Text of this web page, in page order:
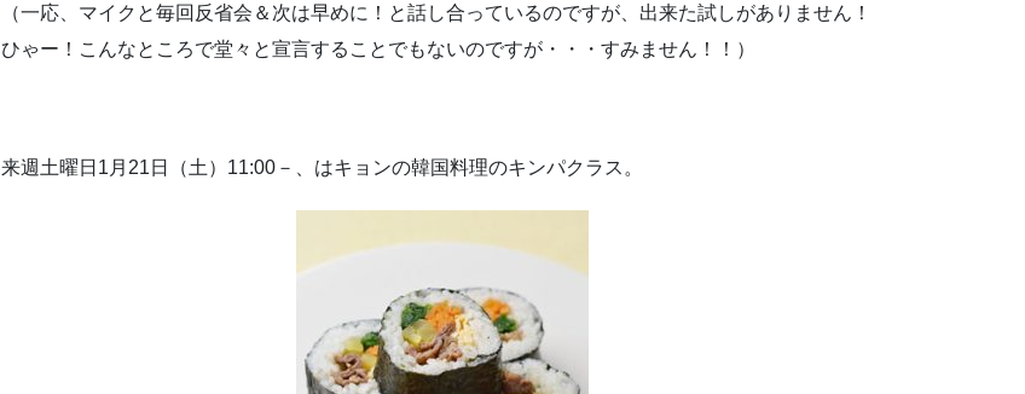
（一応、マイクと毎回反省会＆次は早めに！と話し合っているのですが、出来た試しがありません！
ひゃー！こんなところで堂々と宣言することでもないのですが・・・すみません！！）
来週土曜日1月21日（土）11:00－、はキョンの韓国料理のキンパクラス。